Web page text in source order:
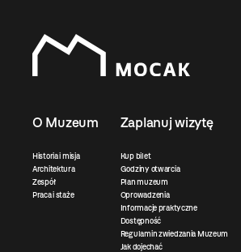
O Muzeum
Historia i misja
Architektura
Zespół
Praca i staże
Zaplanuj wizytę
Kup bilet
Godziny otwarcia
Plan muzeum
Oprowadzenia
Informacje praktyczne
Dostępność
Regulamin zwiedzania Muzeum
Jak dojechać